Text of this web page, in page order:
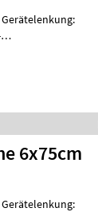
6x75cm